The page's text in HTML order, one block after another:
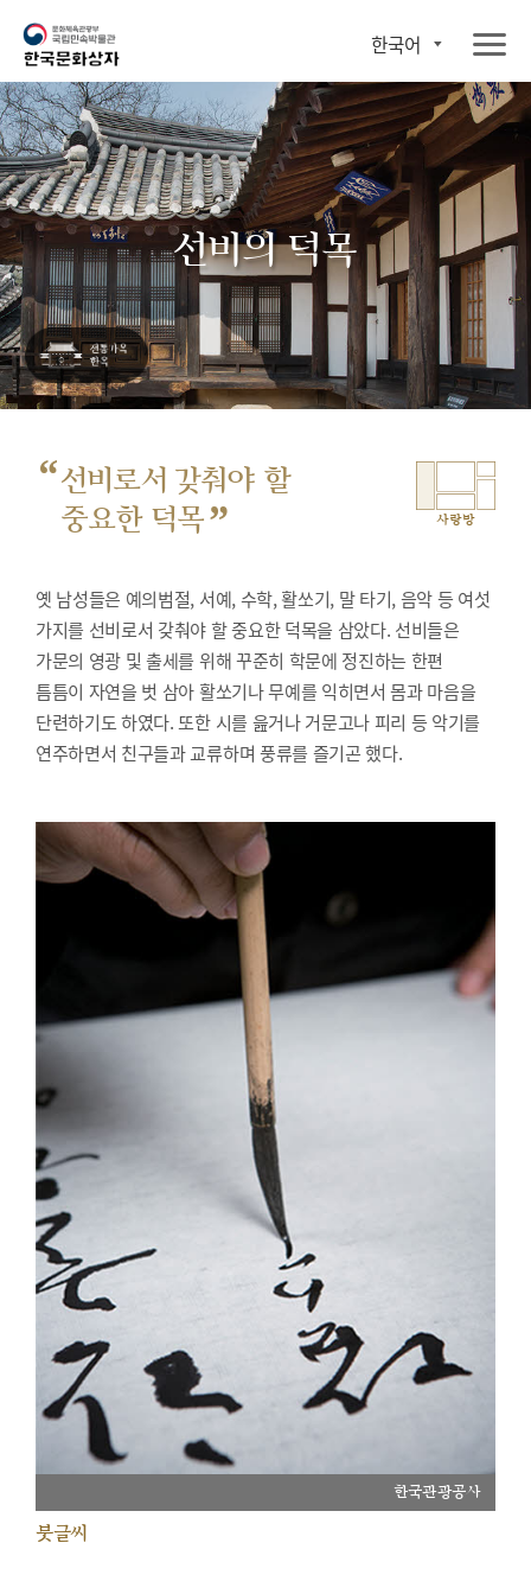
한국어
선비의 덕목
“선비로서 갖춰야 할
중요한 덕목” 사랑방
옛 남성들은 예의범절, 서예, 수학, 활쏘기, 말 타기, 음악 등 여섯
가지를 선비로서 갖춰야 할 중요한 덕목을 삼았다. 선비들은
가문의 영광 및 출세를 위해 꾸준히 학문에 정진하는 한편
틈틈이 자연을 벗 삼아 활쏘기나 무예를 익히면서 몸과 마음을
단련하기도 하였다. 또한 시를 읊거나 거문고나 피리 등 악기를
연주하면서 친구들과 교류하며 풍류를 즐기곤 했다.
한국관광공사
붓글씨